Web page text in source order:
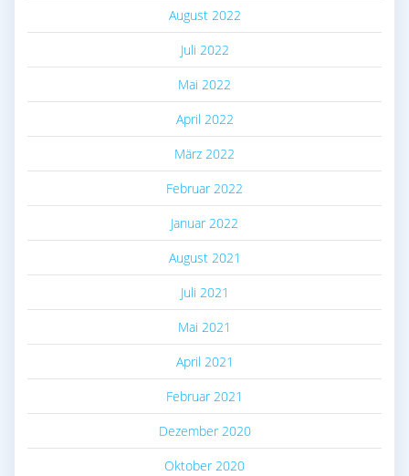
August 2022
Juli 2022
Mai 2022
April 2022
März 2022
Februar 2022
Januar 2022
August 2021
Juli 2021
Mai 2021
April 2021
Februar 2021
Dezember 2020
Oktober 2020